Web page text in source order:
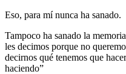
Eso, para mí nunca ha sanado.
Tampoco ha sanado la
les decimos porque no
decirnos qué tenemos que
haciendo”